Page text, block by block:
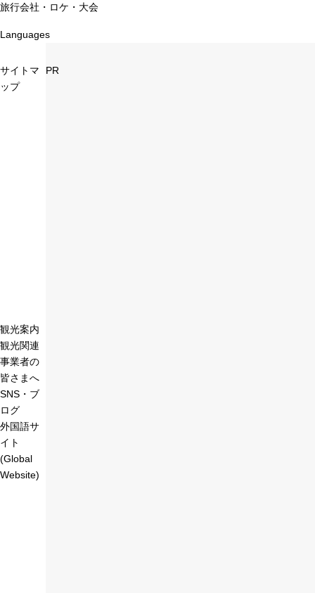
旅行会社・ロケ・大会
Languages
サイトマ
ップ
観光案内
観光関連
事業者の
皆さまへ
SNS・ブ
ログ
外国語サ
イト
(Global
Website)
PR